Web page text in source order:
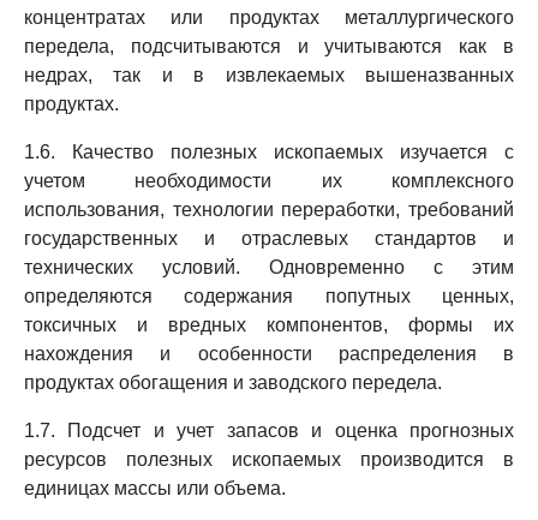
концентратах или продуктах металлургического
передела, подсчитываются и учитываются как в
недрах, так и в извлекаемых вышеназванных
продуктах.
1.6. Качество полезных ископаемых изучается с
учетом необходимости их комплексного
использования, технологии переработки, требований
государственных и отраслевых стандартов и
технических условий. Одновременно с этим
определяются содержания попутных ценных,
токсичных и вредных компонентов, формы их
нахождения и особенности распределения в
продуктах обогащения и заводского передела.
1.7. Подсчет и учет запасов и оценка прогнозных
ресурсов полезных ископаемых производится в
единицах массы или объема.